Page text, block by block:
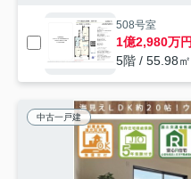
508号室
1億2,980万円
5階 / 55.98
中古一戸建